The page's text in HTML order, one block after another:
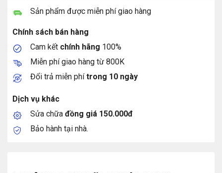
Sản phẩm được miễn phí giao hàng
Chính sách bán hàng
Cam kết chính hãng 100%
Miễn phí giao hàng từ 800K
Đổi trả miễn phítrong 10 ngày
Dịch vụ khác
Sửa chữa đồng giá 150.000đ
Bảo hành tại nhà.